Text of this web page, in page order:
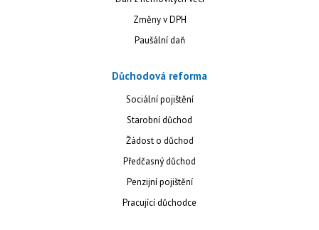
Změny v DPH
Paušální daň
Důchodová reforma
Sociální pojištění
Starobní důchod
Žádost o důchod
Předčasný důchod
Penzijní pojištění
Pracující důchodce